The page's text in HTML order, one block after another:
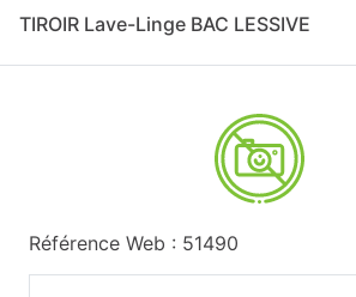
TIROIR Lave-Linge BAC LESSIVE
Référence Web : 51490